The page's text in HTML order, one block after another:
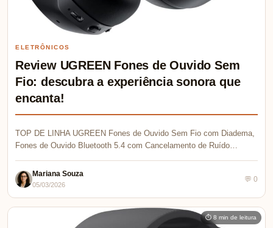
ELETRÔNICOS
Review UGREEN Fones de Ouvido Sem
Fio: descubra a experiência sonora que
encanta!
TOP DE LINHA UGREEN Fones de Ouvido Sem Fio com Diadema,
Fones de Ouvido Bluetooth 5.4 com Cancelamento de Ruído…
Mariana Souza
05/03/2026
💬 0
⏱ 8 min de leitura